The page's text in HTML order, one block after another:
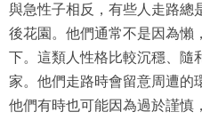
與急性子相反，有些人走路總
後花園。他們通常不是因為懶
下。這類人性格比較沉穩、隨
家。他們走路時會留意周遭的
他們有時也可能因為過於謹慎